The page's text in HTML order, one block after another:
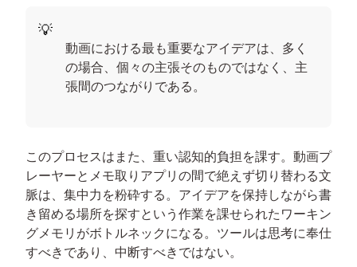
動画における最も重要なアイデアは、多く
の場合、個々の主張そのものではなく、主
張間のつながりである。
このプロセスはまた、重い認知的負担を課す。動画プ
レーヤーとメモ取りアプリの間で絶えず切り替わる文
脈は、集中力を粉砕する。アイデアを保持しながら書
き留める場所を探すという作業を課せられたワーキン
グメモリがボトルネックになる。ツールは思考に奉仕
すべきであり、中断すべきではない。